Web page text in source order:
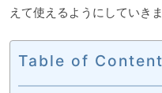
えて使えるようにしていきま
Table of